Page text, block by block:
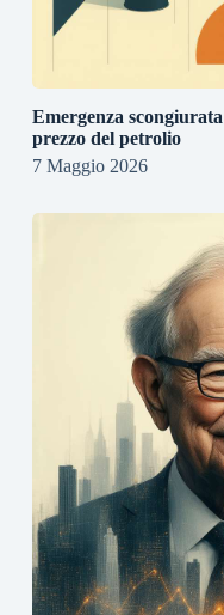
Emergenza
prezzo del petrolio
7 Maggio 2026